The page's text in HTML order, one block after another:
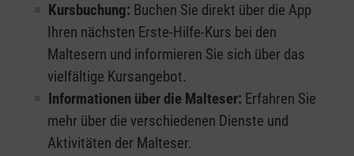
Kursbuchung: Buchen Sie direkt über die App
Ihren nächsten Erste-Hilfe-Kurs bei den
Maltesern und informieren Sie sich über das
vielfältige Kursangebot.
Informationen über die Malteser: Erfahren Sie
mehr über die verschiedenen Dienste und
Aktivitäten der Malteser.